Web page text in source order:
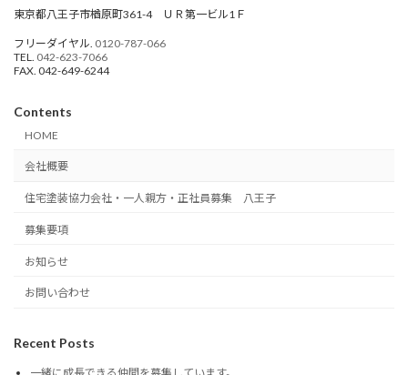
東京都八王子市楢原町361-4 ＵＲ第一ビル1Ｆ
フリーダイヤル. 0120-787-066
TEL. 042-623-7066
FAX. 042-649-6244
Contents
HOME
会社概要
住宅塗装協力会社・一人親方・正社員募集 八王子
募集要項
お知らせ
お問い合わせ
Recent Posts